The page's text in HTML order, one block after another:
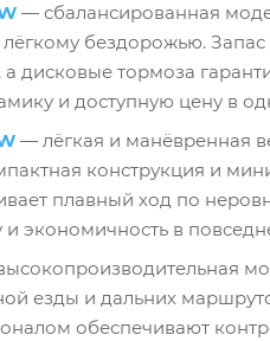
— сбалансированная
бездорожью.
дисковые тормоза
и доступную цену в
— лёгкая и манёвренная
конструкция и
плавный ход по
и экономичность в
езды и дальних
обеспечивают